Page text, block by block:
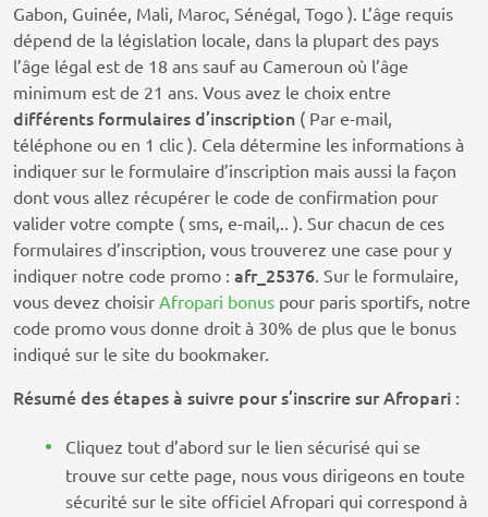
Gabon, Guinée, Mali, Maroc, Sénégal, Togo ). L’âge requis
dépend de la législation locale, dans la plupart des pays
l’âge légal est de 18 ans sauf au Cameroun où l’âge
minimum est de 21 ans. Vous avez le choix entre
différents formulaires d’inscription ( Par e-mail,
téléphone ou en 1 clic ). Cela détermine les informations à
indiquer sur le formulaire d’inscription mais aussi la façon
dont vous allez récupérer le code de confirmation pour
valider votre compte ( sms, e-mail,.. ). Sur chacun de ces
formulaires d’inscription, vous trouverez une case pour y
indiquer notre code promo : afr_25376 . Sur le formulaire,
vous devez choisir Afropari bonus pour paris sportifs, notre
code promo vous donne droit à 30% de plus que le bonus
indiqué sur le site du bookmaker.
Résumé des étapes à suivre pour s’inscrire sur Afropari :
Cliquez tout d’abord sur le lien sécurisé qui se
trouve sur cette page, nous vous dirigeons en toute
sécurité sur le site officiel Afropari qui correspond à